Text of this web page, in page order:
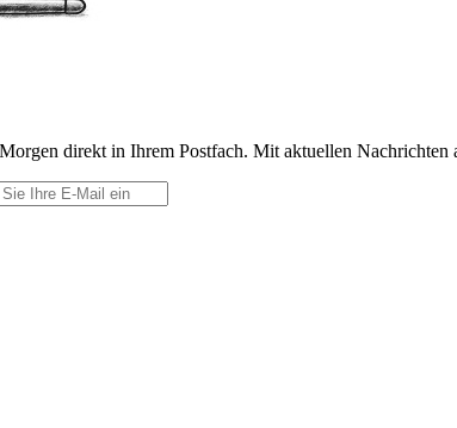
direkt in Ihrem Postfach. Mit aktuellen